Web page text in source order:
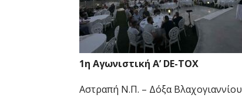
1η Αγωνιστική A’ DE-TOX
Αστραπή Ν.Π. – Δόξα Βλαχογιαννίου